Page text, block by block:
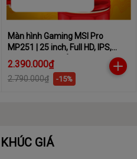
Màn hình Gaming MSI Pro
MP251 | 25 inch, Full HD, IPS,
100Hz, 1ms, phẳng
2.390.000₫
2.790.000₫ -15%
GIÁ